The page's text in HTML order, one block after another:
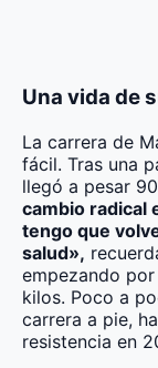
Una vida de
La carrera de
fácil. Tras una
llegó a pesar
cambio radical
tengo que
salud»,
empezando
kilos. Poco a
carrera a pie,
resistencia en